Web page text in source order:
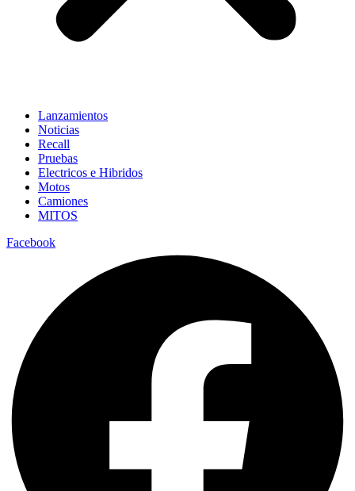
Lanzamientos
Noticias
Recall
Pruebas
Electricos e Hibridos
Motos
Camiones
MITOS
Facebook